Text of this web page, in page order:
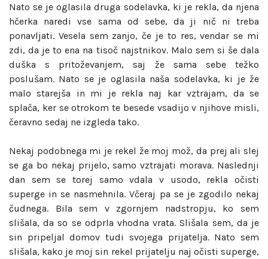
Nato se je oglasila druga sodelavka, ki je rekla, da njena
hčerka naredi vse sama od sebe, da ji nič ni treba
ponavljati. Vesela sem zanjo, če je to res, vendar se mi
zdi, da je to ena na tisoč najstnikov. Malo sem si še dala
duška s pritoževanjem, saj že sama sebe težko
poslušam. Nato se je oglasila naša sodelavka, ki je že
malo starejša in mi je rekla naj kar vztrajam, da se
splača, ker se otrokom te besede vsadijo v njihove misli,
čeravno sedaj ne izgleda tako.
Nekaj podobnega mi je rekel že moj mož, da prej ali slej
se ga bo nekaj prijelo, samo vztrajati morava. Naslednji
dan sem se torej samo vdala v usodo, rekla očisti
superge in se nasmehnila. Včeraj pa se je zgodilo nekaj
čudnega. Bila sem v zgornjem nadstropju, ko sem
slišala, da so se odprla vhodna vrata. Slišala sem, da je
sin pripeljal domov tudi svojega prijatelja. Nato sem
slišala, kako je moj sin rekel prijatelju naj očisti superge,